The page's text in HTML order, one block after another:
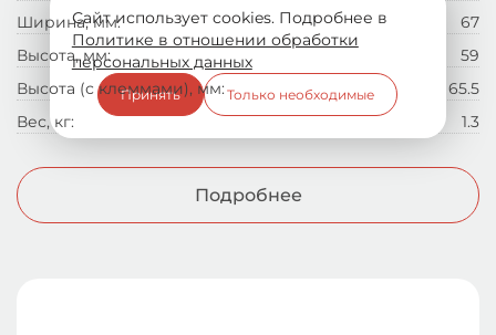
Ширина, мм:
67
Высота, мм:
59
Высота (с клеммами), мм:
65.5
Вес, кг:
1.3
Подробнее
Сайт использует cookies. Подробнее в
Политике в отношении обработки
персональных данных
Принять Только необходимые